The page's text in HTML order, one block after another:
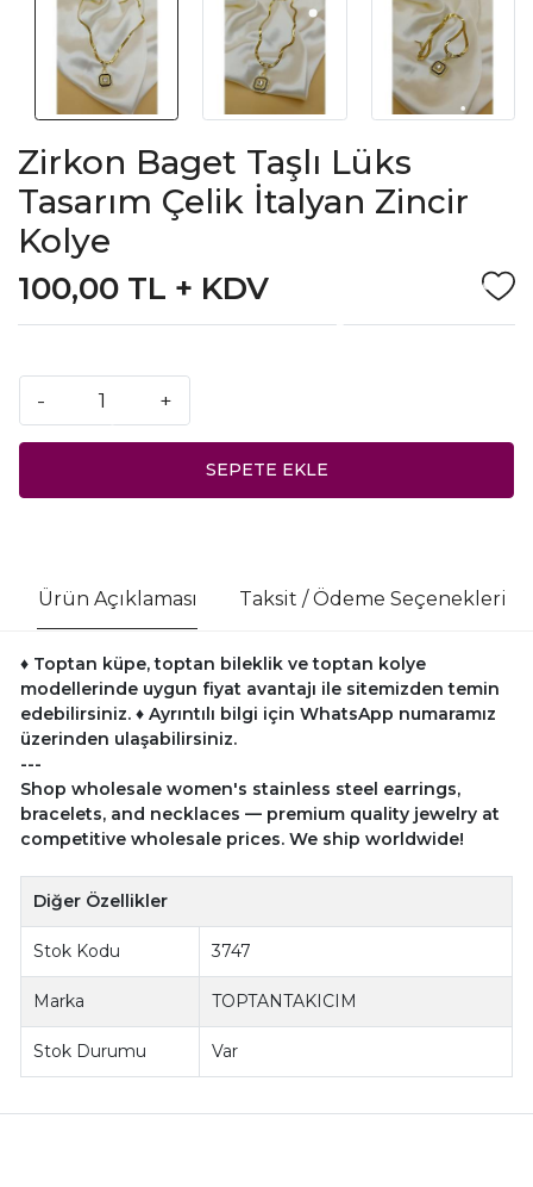
Zirkon Baget Taşlı Lüks
Tasarım Çelik İtalyan Zincir
Kolye
100,00 TL + KDV
- +
SEPETE EKLE
Ürün Açıklaması Taksit / Ödeme Seçenekleri
♦ Toptan küpe, toptan bileklik ve toptan kolye
modellerinde uygun fiyat avantajı ile sitemizden temin
edebilirsiniz. ♦ Ayrıntılı bilgi için WhatsApp numaramız
üzerinden ulaşabilirsiniz.
---
Shop wholesale women's stainless steel earrings,
bracelets, and necklaces — premium quality jewelry at
competitive wholesale prices. We ship worldwide!
Diğer Özellikler
Stok Kodu 3747
Marka TOPTANTAKICIM
Stok Durumu Var